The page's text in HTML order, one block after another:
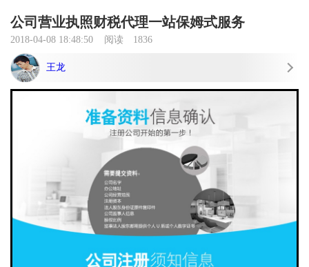
公司营业执照财税代理一站保姆式服务
2018-04-08 18:48:50 阅读 1836
王龙